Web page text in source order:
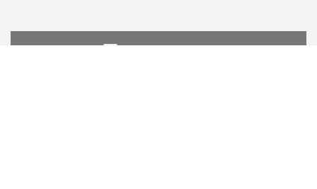
lojaonline@colorfoto.pt